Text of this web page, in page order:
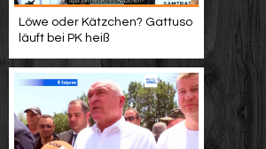
Löwe oder Kätzchen? Gattuso
läuft bei PK heiß